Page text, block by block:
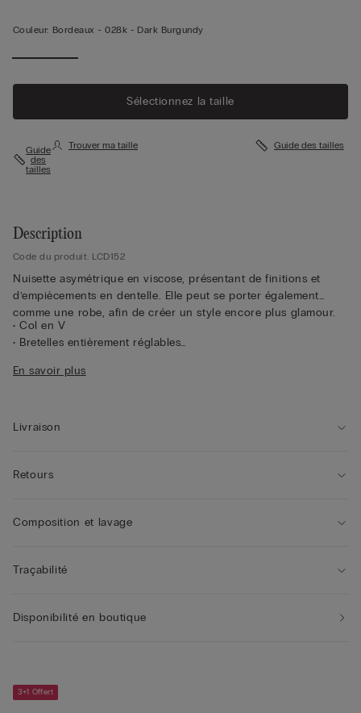
Couleur: Bordeaux -028k - Dark Burgundy
Sélectionnez la taille
Guide
des
tailles
Trouver ma taille Guide des tailles
Description
Code du produit: LCD152
Nuisette asymétrique en viscose, présentant de finitions et
d’empiècements en dentelle. Elle peut se porter également
comme une robe, afin de créer un style encore plus glamour.
• Col en V
• Bretelles entièrement réglables
• La mannequin mesure 1,75 m et porte une taille S
En savoir plus
Livraison
Retours
Composition et lavage
Traçabilité
Disponibilité en boutique
3+1 Offert